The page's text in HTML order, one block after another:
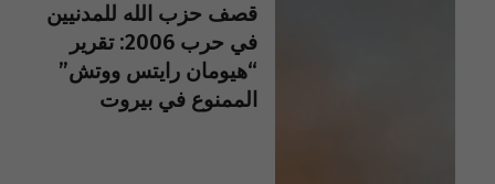
قصف حزب الله للمدنيين
في حرب 2006: تقرير
“هيومان رايتس ووتش”
الممنوع في بيروت